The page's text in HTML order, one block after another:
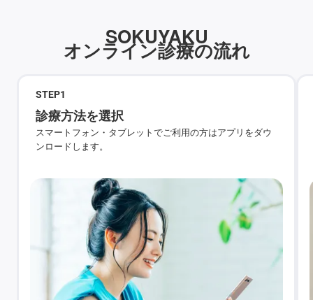
SOKUYAKU
オンライン診療の流れ
STEP1
診療方法を選択
スマートフォン・タブレットでご利用の方はアプリをダウ
ンロードします。